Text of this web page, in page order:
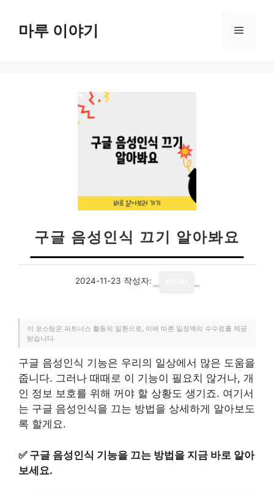
마루 이야기 메
구글 음성인식 끄기 알아봐요
2024-11-23 작성자:
이 포스팅은 파트너스 활동의 일환으로, 이에 따른 일정액의 수수료를 제공
받습니다.
구글 음성인식 기능은 우리의 일상에서 많은 도움을
줍니다. 그러나 때때로 이 기능이 필요치 않거나, 개
인 정보 보호를 위해 꺼야 할 상황도 생기죠. 여기서
는 구글 음성인식을 끄는 방법을 상세하게 알아보도
록 할게요.
✅ 구글 음성인식 기능을 끄는 방법을 지금 바로 알아
보세요.